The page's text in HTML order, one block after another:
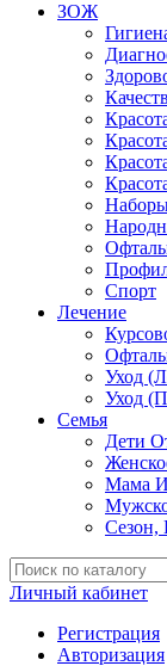
ЗОЖ
Спорт
Лечение
Уход
Уход
Семья
Дети
Мама
Сезон,
Личный кабинет
Регистрация
Авторизация